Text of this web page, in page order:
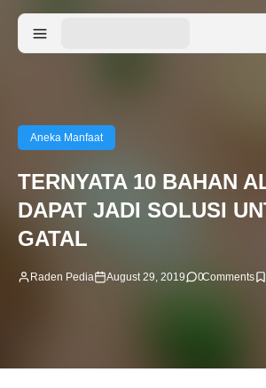
Aneka Manfaat
TERNYATA 10 BAHAN
DAPAT JADI SOLUSI
GATAL
Raden Pedia August 29, 2019 0Comments